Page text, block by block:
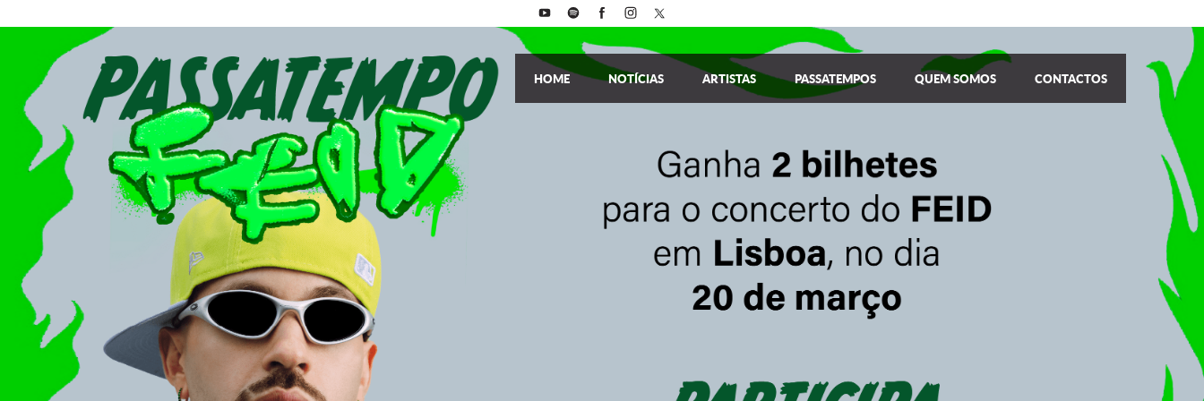
HOME NOTÍCIAS ARTISTAS PASSATEMPOS QUEM SOMOS CONTACTOS